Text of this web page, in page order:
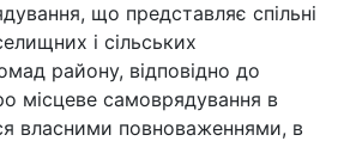
що представляє спільні
і сільських
району, вiдповiдно до
місцеве самоврядування в
власними повноваженнями, в